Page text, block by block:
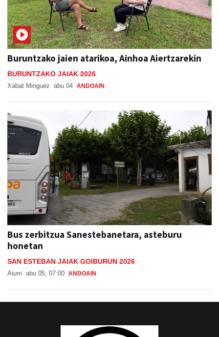
Buruntzako jaien atarikoa, Ainhoa Aiertzarekin
BURUNTZAKO JAIAK 2026
Xabat Minguez abu 04 ANDOAIN
Bus zerbitzua Sanestebanetara, asteburu
honetan
SAN ESTEBAN JAIAK GOIBURUN 2026
Aiurri abu 05, 07:00 ANDOAIN